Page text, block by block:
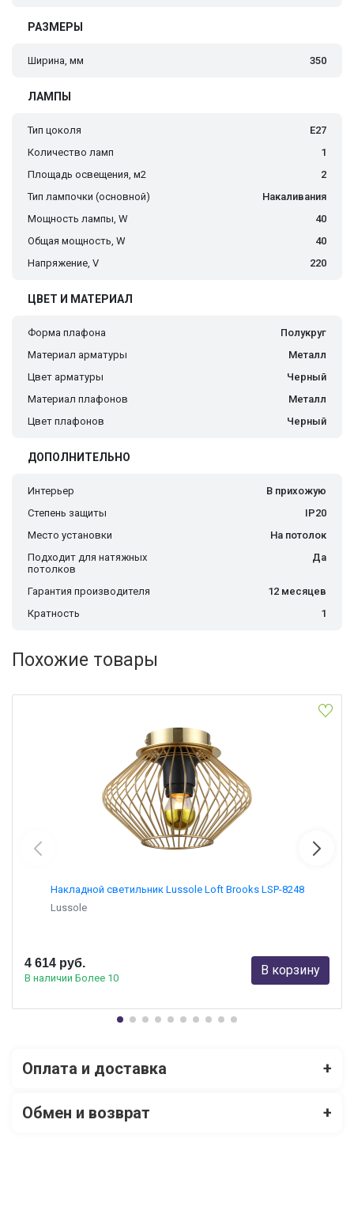
РАЗМЕРЫ
Ширина, мм 350
ЛАМПЫ
Тип цоколя
E27
Количество ламп
1
Площадь освещения, м2
2
Тип лампочки (основной)
Накаливания
Мощность лампы, W
40
Общая мощность, W
40
Напряжение, V
220
ЦВЕТ И МАТЕРИАЛ
Форма плафона
Полукруг
Материал арматуры
Металл
Цвет арматуры
Черный
Материал плафонов
Металл
Цвет плафонов
Черный
ДОПОЛНИТЕЛЬНО
Интерьер
В прихожую
Степень защиты
IP20
Место установки
На потолок
Подходит для натяжных
потолков
Да
Гарантия производителя
12 месяцев
Кратность
1
Похожие товары
Накладной светильник Lussole Loft Brooks LSP-8248
Lussole
4 614 руб.
В наличии Более 10
В корзину
Оплата и доставка +
Обмен и возврат +